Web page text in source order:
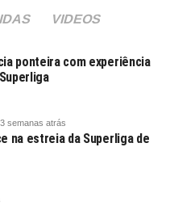
VIDEOS
ponteira com experiência
3 semanas atrás
na estreia da Superliga de